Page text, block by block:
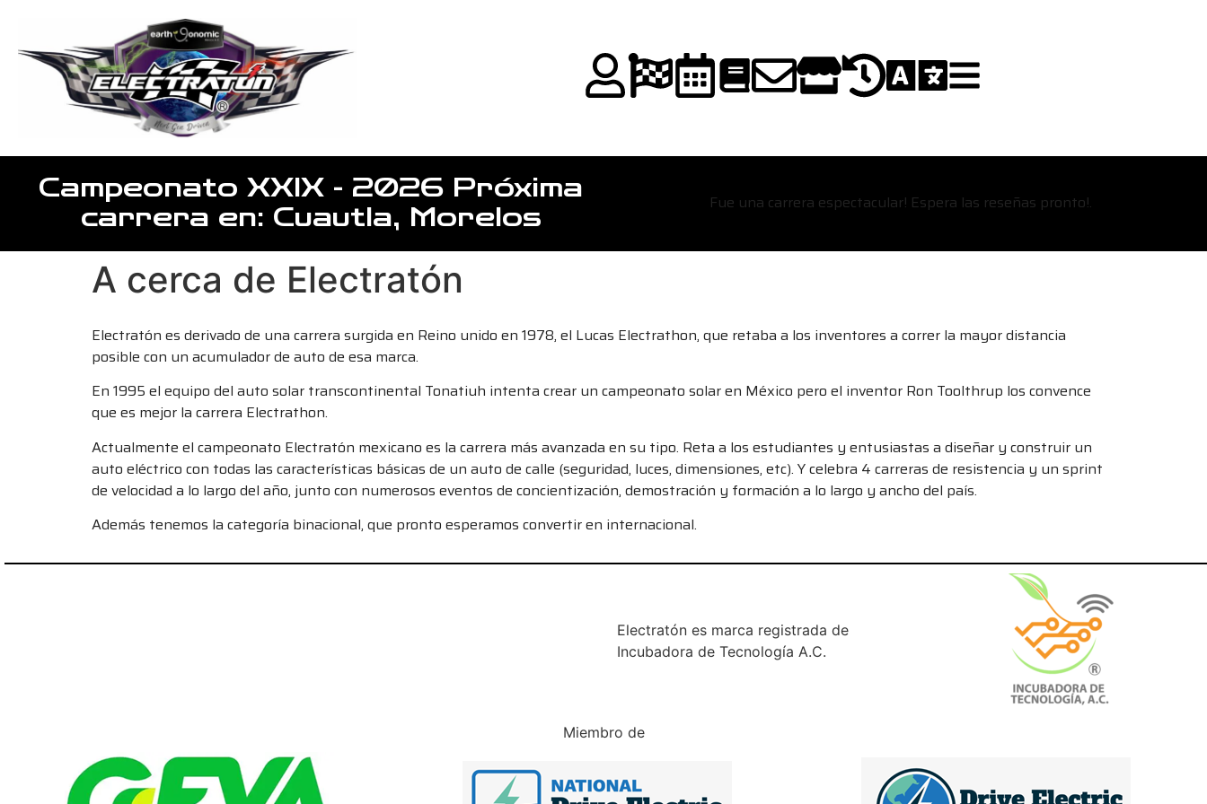
Campeonato XXIX - 2026 Próxima
carrera en: Cuautla, Morelos
Fue una carrera espectacular! Espera las reseñas pronto!.
A cerca de Electratón
Electratón es derivado de una carrera surgida en Reino unido en 1978, el Lucas Electrathon, que retaba a los inventores a correr la mayor distancia
posible con un acumulador de auto de esa marca.
En 1995 el equipo del auto solar transcontinental Tonatiuh intenta crear un campeonato solar en México pero el inventor Ron Toolthrup los convence
que es mejor la carrera Electrathon.
Actualmente el campeonato Electratón mexicano es la carrera más avanzada en su tipo. Reta a los estudiantes y entusiastas a diseñar y construir un
auto eléctrico con todas las características básicas de un auto de calle (seguridad, luces, dimensiones, etc). Y celebra 4 carreras de resistencia y un sprint
de velocidad a lo largo del año, junto con numerosos eventos de concientización, demostración y formación a lo largo y ancho del país.
Además tenemos la categoría binacional, que pronto esperamos convertir en internacional.
Electratón es marca registrada de
Incubadora de Tecnología A.C.
Miembro de